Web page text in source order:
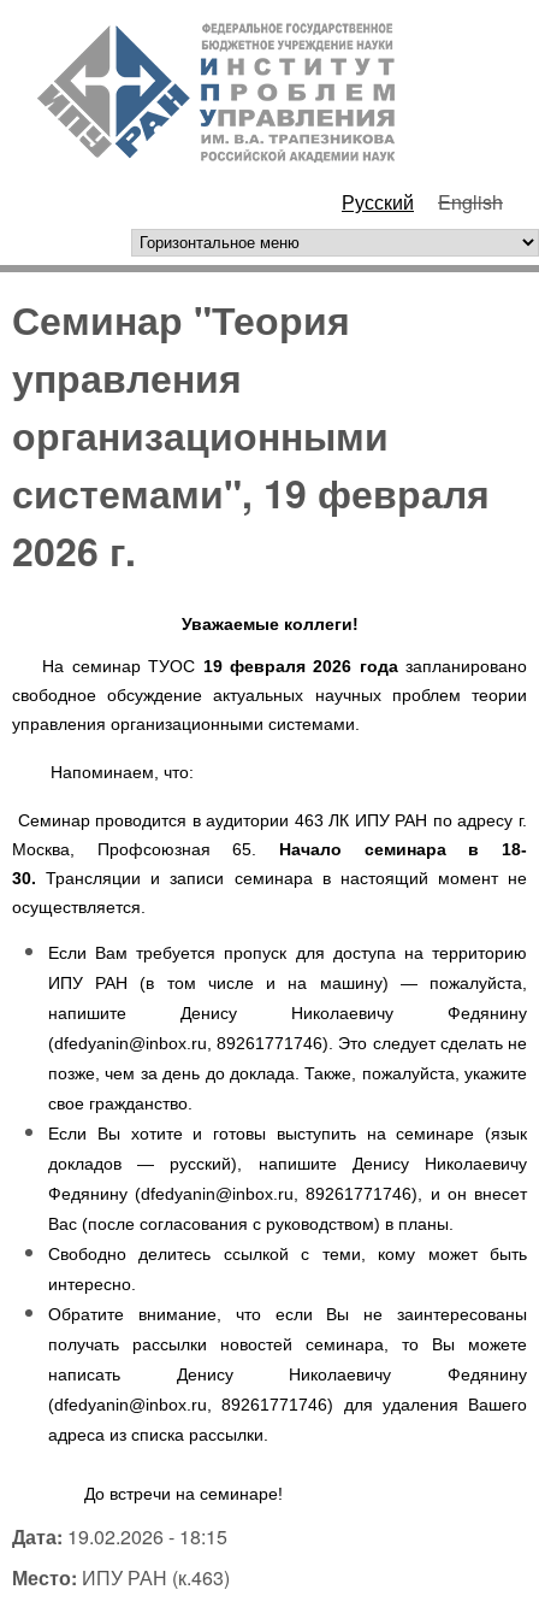
Перейти к основному
содержанию
РАН
Русский English
горизонтальное меню
Семинар "Теория
управления
организационными
системами", 19 февраля
2026 г.
Уважаемые коллеги!
На семинар ТУОС 19 февраля 2026 годазапланировано
свободное обсуждение актуальных научных проблем теории
управления организационными системами.
Напоминаем, что:
Семинар проводится в аудитории 463 ЛК ИПУ РАН по адресу г.
Москва, Профсоюзная 65. Начало семинара в 18-
30. Трансляции и записи семинара в настоящий момент не
осуществляется.
Если Вам требуется пропуск для доступа на территорию
ИПУ РАН (в том числе и на машину) — пожалуйста,
напишите Денису Николаевичу Федянину
(dfedyanin@inbox.ru , 89261771746). Это следует сделать не
позже, чем за день до доклада. Также, пожалуйста, укажите
свое гражданство.
Если Вы хотите и готовы выступить на семинаре (язык
докладов — русский), напишите Денису Николаевичу
Федянину (dfedyanin@inbox.ru , 89261771746), и он внесет
Вас (после согласования с руководством) в планы.
Свободно делитесь ссылкой с теми, кому может быть
интересно.
Обратите внимание, что если Вы не заинтересованы
получать рассылки новостей семинара, то Вы можете
написать Денису Николаевичу Федянину
(dfedyanin@inbox.ru , 89261771746) для удаления Вашего
адреса из списка рассылки.
До встречи на семинаре!
Дата: 19.02.2026 - 18:15
Место: ИПУ РАН (к.463)